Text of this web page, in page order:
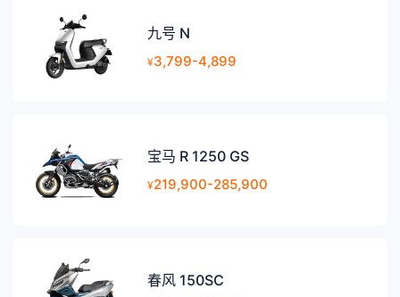
九号 N
¥3,799-4,899
宝马 R 1250 GS
¥219,900-285,900
春风 150SC